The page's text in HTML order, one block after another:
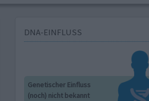
DNA-EINFLUSS
Genetischer Einfluss
(noch) nicht bekannt